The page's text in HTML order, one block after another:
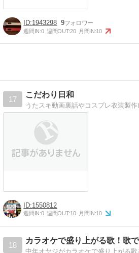
1943298 9
週間IN:0 週間OUT:20 月間IN:10
17
こだわり日和
1550812
週間IN:0 週間OUT:10 月間IN:10
18
カラオケで盛り上がる歌！歌